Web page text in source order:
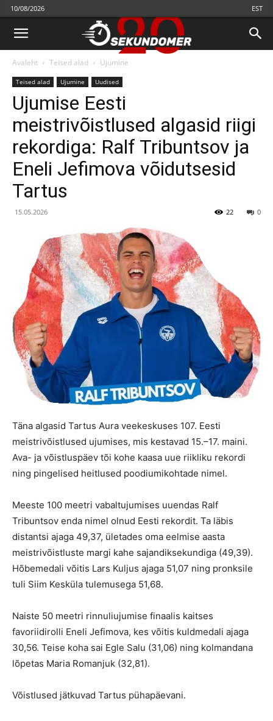
10/08/2026 EST
Avaleht Teised alad Ujumine
Teised alad Ujumine Uudised
Ujumise Eesti
meistrivõistlused algasid riigi
rekordiga: Ralf Tribuntsov ja
Eneli Jefimova võidutsesid
Tartus
15.05.2026 0
22
Täna algasid Tartus Aura veekeskuses 107. Eesti
meistrivõistlused ujumises, mis kestavad 15.–17. maini.
Ava- ja võistluspäev tõi kohe kaasa uue riikliku rekordi
ning pingelised heitlused poodiumikohtade nimel.
Meeste 100 meetri vabaltujumises uuendas Ralf
Tribuntsov enda nimel olnud Eesti rekordit. Ta läbis
distantsi ajaga 49,37, ületades oma eelmise aasta
meistrivõistluste margi kahe sajandiksekundiga (49,39).
Hõbemedali võitis Lars Kuljus ajaga 51,07 ning pronksile
tuli Siim Kesküla tulemusega 51,68.
Naiste 50 meetri rinnuliujumise finaalis kaitses
favoriidirolli Eneli Jefimova, kes võitis kuldmedali ajaga
30,56. Teise koha sai Egle Salu (31,06) ning kolmandana
lõpetas Maria Romanjuk (32,81).
Võistlused jätkuvad Tartus pühapäevani.